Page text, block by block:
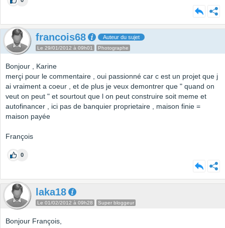
francois68 Auteur du sujet
Le 29/01/2012 à 09h01 Photographe
Bonjour , Karine
merçi pour le commentaire , oui passionné car c est un projet que j
ai vraiment a coeur , et de plus je veux demontrer que " quand on
veut on peut " et sourtout que l on peut construire soit meme et
autofinancer , ici pas de banquier proprietaire , maison finie =
maison payée
François
0
laka18
Le 01/02/2012 à 09h28 Super bloggeur
Bonjour François,